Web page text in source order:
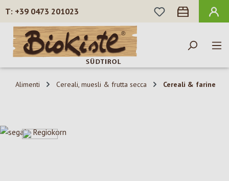
Passa al contenuto principale
+39 0473 201023
HAI 0 ARTICOLI
Alimenti Cereali, muesli & frutta secca Cereali & farine
Salta la galleria di immagini